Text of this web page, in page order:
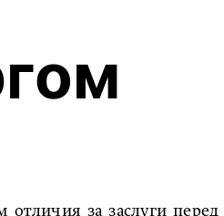
за заслуги перед